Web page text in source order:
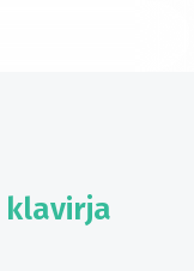
klavirja